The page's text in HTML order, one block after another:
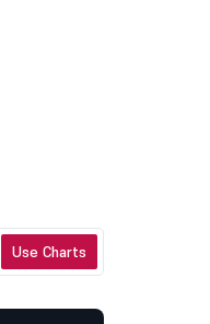
Use Charts